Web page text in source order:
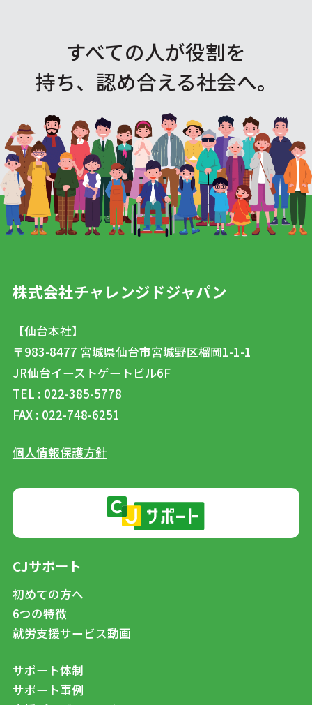
すべての人が役割を
持ち、認め合える社会へ。
株式会社チャレンジドジャパン
【仙台本社】
〒983-8477 宮城県仙台市宮城野区榴岡1-1-1
JR仙台イーストゲートビル6F
TEL : 022-385-5778
FAX : 022-748-6251
個人情報保護方針
CJサポート
初めての方へ
6つの特徴
就労支援サービス動画
サポート体制
サポート事例